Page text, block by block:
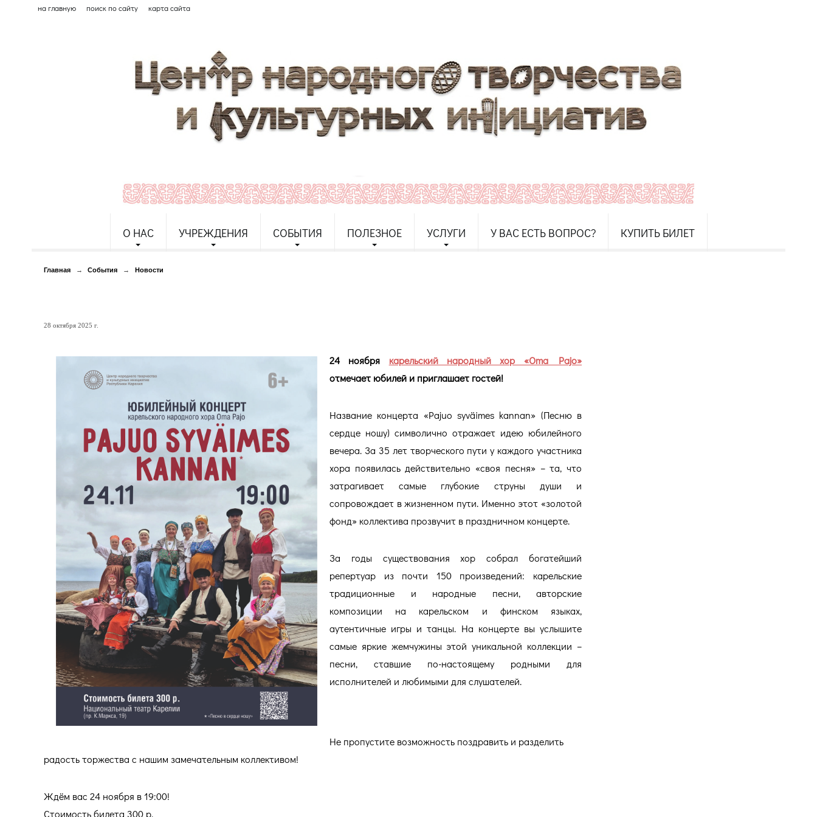
на главную поиск по сайту карта сайта
О НАС УЧРЕЖДЕНИЯ СОБЫТИЯ ПОЛЕЗНОЕ УСЛУГИ У ВАС ЕСТЬ ВОПРОС? КУПИТЬ БИЛЕТ
Главная → События → Новости
28 октября 2025 г.
24 ноября карельский народный хор «Oma Pajo»
отмечает юбилей и приглашает гостей!
Название концерта «Pajuo syväimes kannan» (Песню в
сердце ношу) символично отражает идею юбилейного
вечера. За 35 лет творческого пути у каждого участника
хора появилась действительно «своя песня» – та, что
затрагивает самые глубокие струны души и
сопровождает в жизненном пути. Именно этот «золотой
фонд» коллектива прозвучит в праздничном концерте.
За годы существования хор собрал богатейший
репертуар из почти 150 произведений: карельские
традиционные и народные песни, авторские
композиции на карельском и финском языках,
аутентичные игры и танцы. На концерте вы услышите
самые яркие жемчужины этой уникальной коллекции –
песни, ставшие по-настоящему родными для
исполнителей и любимыми для слушателей.
Не пропустите возможность поздравить и разделить
радость торжества с нашим замечательным коллективом!
Ждём вас 24 ноября в 19:00!
Стоимость билета 300 р.